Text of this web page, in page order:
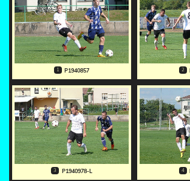
1 P1940857 2
3 P1940978-L 4